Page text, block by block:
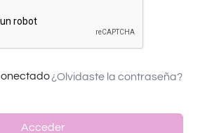
¿Olvidaste la contraseña?
Acceder